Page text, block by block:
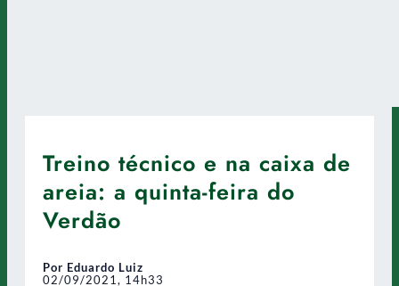
Treino técnico e na caixa de
areia: a quinta-feira do
Verdão
Por Eduardo Luiz
02/09/2021, 14h33